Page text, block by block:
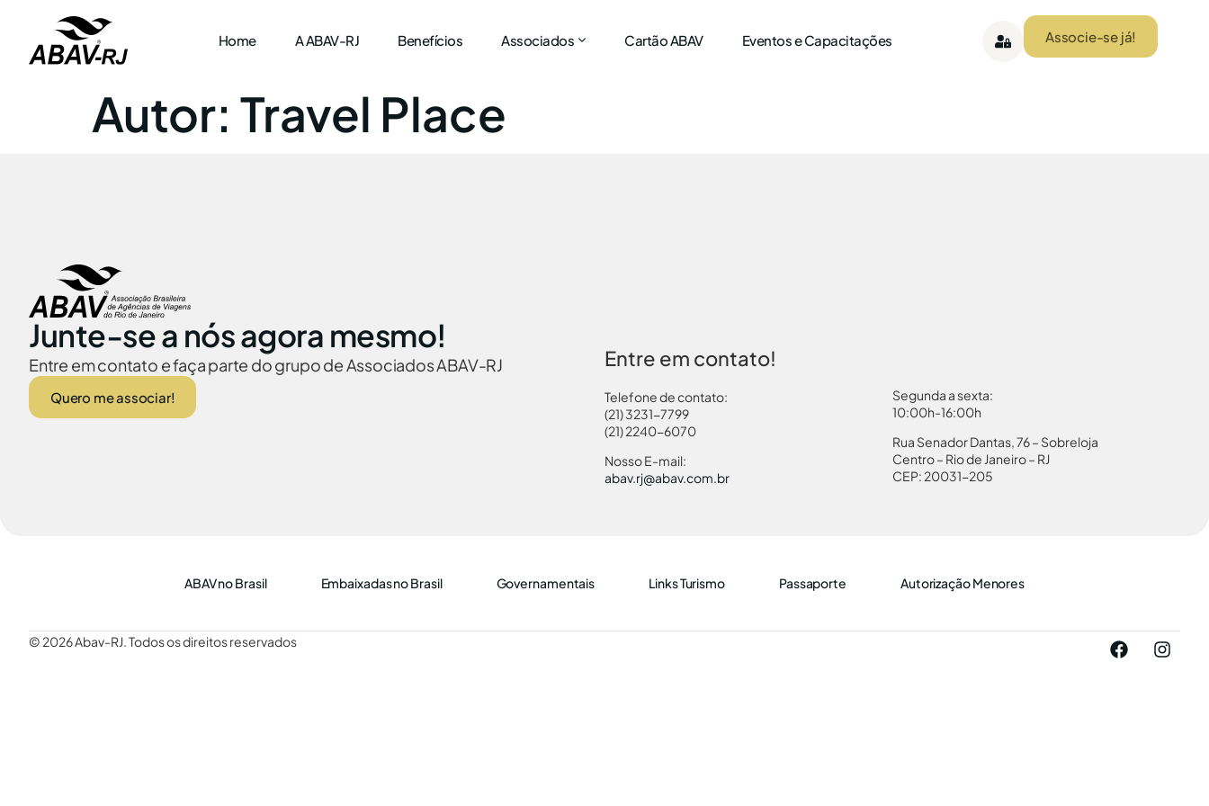
Home A ABAV-RJ Benefícios Associados Cartão ABAV Eventos e Capacitações Associe-se já!
Autor: Travel Place
Junte-se a nós agora mesmo!
Entre em contato e faça parte do grupo de Associados ABAV-RJ
Quero me associar!
Entre em contato!
Telefone de contato:
(21) 3231-7799
(21) 2240-6070
Nosso E-mail:
abav.rj@abav.com.br
Segunda a sexta:
10:00h-16:00h
Rua Senador Dantas, 76 – Sobreloja
Centro – Rio de Janeiro – RJ
CEP: 20031-205
ABAV no Brasil Embaixadas no Brasil Governamentais Links Turismo Passaporte Autorização Menores
© 2026 Abav-RJ. Todos os direitos reservados